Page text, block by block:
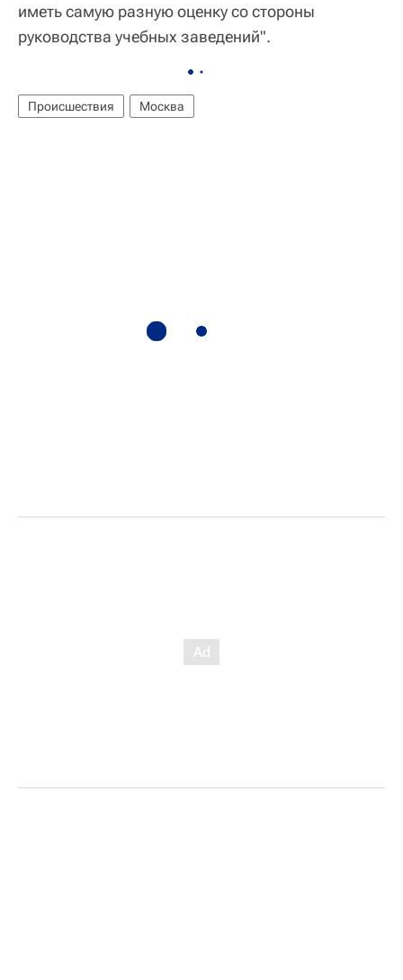
иметь самую разную оценку со стороны
руководства учебных заведений".
Происшествия Москва